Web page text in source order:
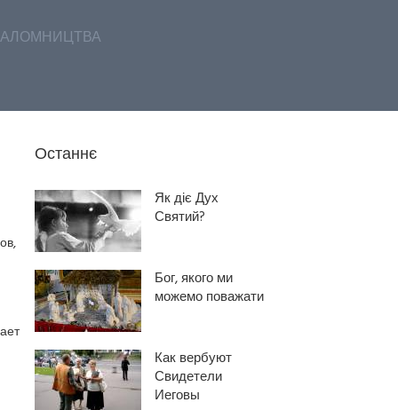
Останнє
Як діє Дух
Святий?
Бог, якого ми
можемо поважати
Как вербуют
Свидетели
Иеговы